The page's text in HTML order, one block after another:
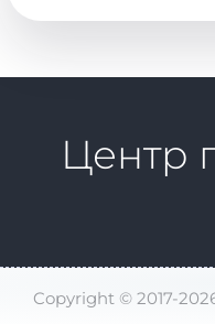
Центр
Copyright © 2017-